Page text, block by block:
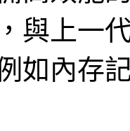
與上一
如內存